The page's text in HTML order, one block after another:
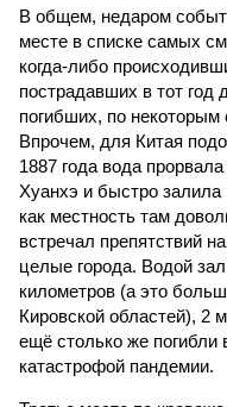
В общем, недаром
месте в списке самых
когда-либо
пострадавших в тот год
погибших, по
Впрочем, для Китая
1887 года вода
Хуанхэ и быстро залила
как местность там
встречал препятствий
целые города. Водой
километров (а это
Кировской областей), 2
ещё столько же погибли
катастрофой пандемии.